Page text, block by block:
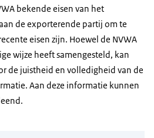
bekende eisen van het
de exporterende partij om te
eisen zijn. Hoewel de NVWA
wijze heeft samengesteld, kan
de juistheid en volledigheid van de
Aan deze informatie kunnen